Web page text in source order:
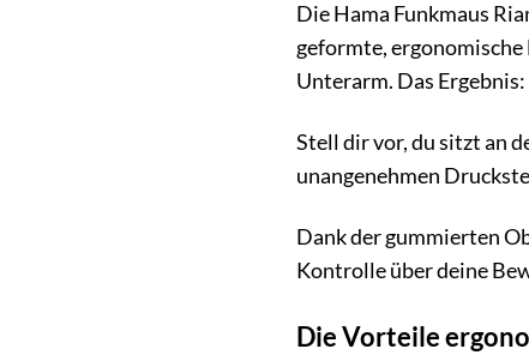
Die Hama Funkmaus
geformte,
Unterarm. Das
Stell dir vor, du sitzt an
unangenehmen
Dank der gummierten
Kontrolle über deine
Die Vorteile